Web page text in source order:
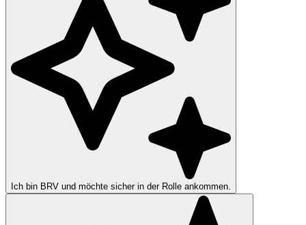
Ich bin BRV und möchte sicher in der Rolle ankommen.